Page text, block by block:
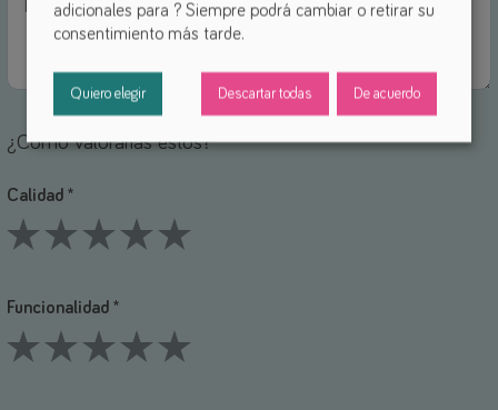
¿Cómo valorarías estos?
Calidad *
Funcionalidad *
adicionales para ? Siempre podrá cambiar o retirar su
consentimiento más tarde.
Quiero elegir Descartar todas De acuerdo